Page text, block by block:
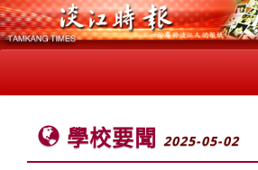
學校要聞 2025-05-02